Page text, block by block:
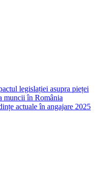
legislației asupra pieței
muncii în România
actuale în angajare 2025